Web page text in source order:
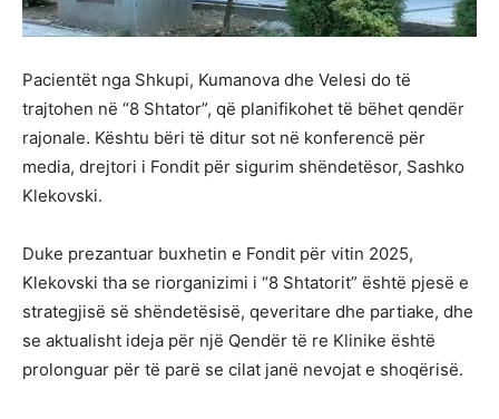
Pacientët nga Shkupi, Kumanova dhe Velesi do të
trajtohen në “8 Shtator”, që planifikohet të bëhet qendër
rajonale. Kështu bëri të ditur sot në konferencë për
media, drejtori i Fondit për sigurim shëndetësor, Sashko
Klekovski.
Duke prezantuar buxhetin e Fondit për vitin 2025,
Klekovski tha se riorganizimi i “8 Shtatorit” është pjesë e
strategjisë së shëndetësisë, qeveritare dhe partiake, dhe
se aktualisht ideja për një Qendër të re Klinike është
prolonguar për të parë se cilat janë nevojat e shoqërisë.